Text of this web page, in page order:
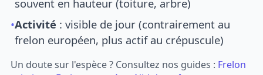
souvent en hauteur (toiture, arbre)
•Activité : visible de jour (contrairement au
frelon européen, plus actif au crépuscule)
Un doute sur l'espèce ? Consultez nos guides : Frelon